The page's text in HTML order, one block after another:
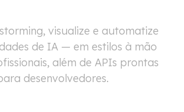
visualize e automatize
de IA — em estilos à mão
além de APIs prontas
desenvolvedores.